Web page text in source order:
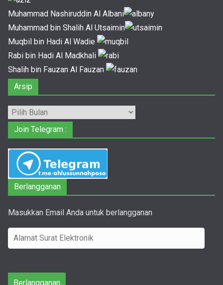
Muhammad Nashiruddin Al Albani
Muhammad bin Shalih Al Utsaimin
Muqbil bin Hadi Al Wadie
Rabi bin Hadi Al Madkhali
Shalih bin Fauzan Al Fauzan
Arsip
Arsip
Join Telegram :
Berlangganan
Masukkan Email Anda untuk berlangganan
l
m
Berlangganan